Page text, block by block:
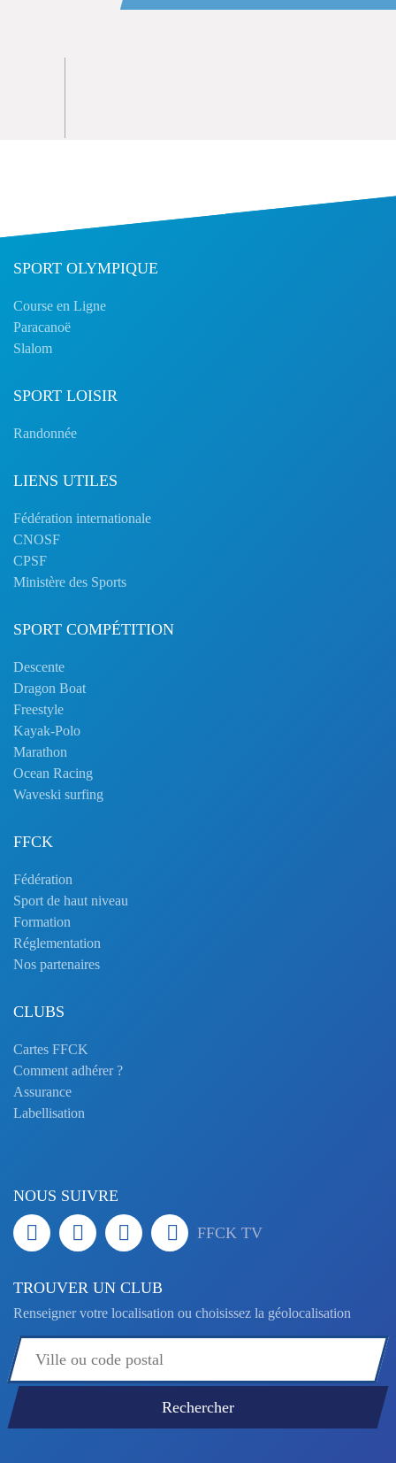
SPORT OLYMPIQUE
Course en Ligne
Paracanoë
Slalom
SPORT LOISIR
Randonnée
LIENS UTILES
Fédération internationale
CNOSF
CPSF
Ministère des Sports
SPORT COMPÉTITION
Descente
Dragon Boat
Freestyle
Kayak-Polo
Marathon
Ocean Racing
Waveski surfing
FFCK
Fédération
Sport de haut niveau
Formation
Réglementation
Nos partenaires
CLUBS
Cartes FFCK
Comment adhérer ?
Assurance
Labellisation
NOUS SUIVRE
FFCK TV
TROUVER UN CLUB
Renseigner votre localisation ou choisissez la géolocalisation